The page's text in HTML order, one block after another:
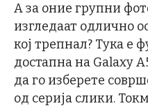
А за оние групни
изгледаат одлично
кој трепнал? Тука е
достапна на Galaxy
да го изберете
од серија слики.